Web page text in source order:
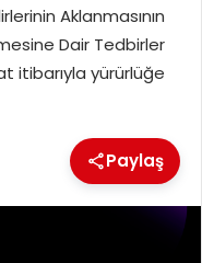
Aklanmasının
Dair Tedbirler
itibarıyla yürürlüğe
Paylaş